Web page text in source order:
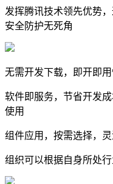
发挥腾讯技术领先优势
安全防护无死角
无需开发下载，即开即
软件即服务，节省开发
使用
组件应用，按需选择，
组织可以根据自身所处